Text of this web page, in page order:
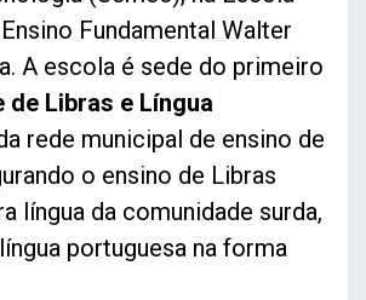
Fundamental Walter
A escola é sede do primeiro
de Libras e Língua
rede municipal de ensino de
o ensino de Libras
língua da comunidade surda,
portuguesa na forma